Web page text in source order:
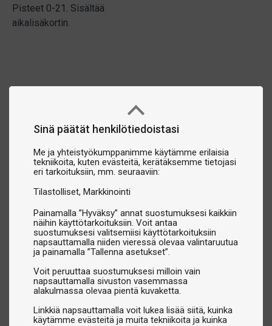
Sinä päätät henkilötiedoistasi
Me ja yhteistyökumppanimme käytämme erilaisia
tekniikoita, kuten evästeitä, kerätäksemme tietojasi
eri tarkoituksiin, mm. seuraaviin:
Tilastolliset Markkinointi
Painamalla ”Hyväksy” annat suostumuksesi kaikkiin
näihin käyttötarkoituksiin. Voit antaa
suostumuksesi valitsemiisi käyttötarkoituksiin
napsauttamalla niiden vieressä olevaa valintaruutua
ja painamalla ”Tallenna asetukset”.
Voit peruuttaa suostumuksesi milloin vain
napsauttamalla sivuston vasemmassa
alakulmassa olevaa pientä kuvaketta.
Linkkiä napsauttamalla voit lukea lisää siitä, kuinka
käytämme evästeitä ja muita tekniikoita ja kuinka
Pisteet 0-21. Sisältää
aikalisäkortin.